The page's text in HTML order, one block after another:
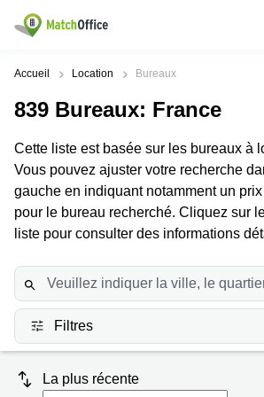
Rechercher / publier
Pages
produits
Bureau
Centre
d’affaires
Salles
de
réunion
Bureau
virtuel
Villes
Paris
Lille
Lyon
Marseille
Nantes
Toulouse
Nice
Recherches
Centres
d'affaires
Location
Lille
Coworking
Paris
Lyon
Coworking
Aide
Qui sommes-nous?
Publier un local
Connexion
Accueil Location Bureaux
839 Bureaux: France
Cette liste est basée sur les bureaux à
Vous pouvez ajuster votre recherche
gauche en indiquant notamment un
pour le bureau recherché. Cliquez sur
liste pour consulter des informations
Filtres
La plus récente